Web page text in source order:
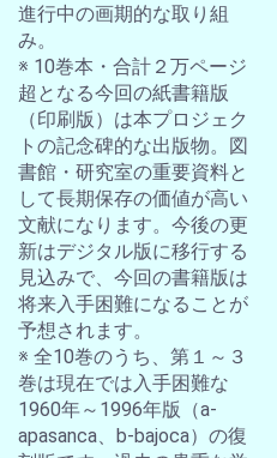
進行中の画期的な取り組
み。
※ 10巻本・合計２万ページ
超となる今回の紙書籍版
（印刷版）は本プロジェク
トの記念碑的な出版物。図
書館・研究室の重要資料と
して長期保存の価値が高い
文献になります。今後の更
新はデジタル版に移行する
見込みで、今回の書籍版は
将来入手困難になることが
予想されます。
※ 全10巻のうち、第１～３
巻は現在では入手困難な
1960年～1996年版（a-
apasanca、b-bajoca）の復